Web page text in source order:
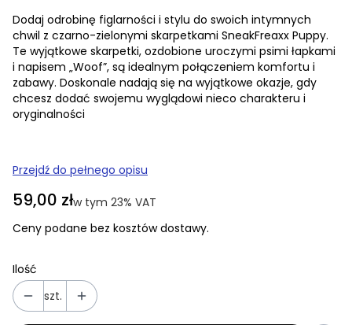
Dodaj odrobinę figlarności i stylu do swoich intymnych
chwil z czarno-zielonymi skarpetkami SneakFreaxx Puppy.
Te wyjątkowe skarpetki, ozdobione uroczymi psimi łapkami
i napisem „Woof”, są idealnym połączeniem komfortu i
zabawy. Doskonale nadają się na wyjątkowe okazje, gdy
chcesz dodać swojemu wyglądowi nieco charakteru i
oryginalności
Przejdź do pełnego opisu
Cena
59,00 złw tym 23% VAT
w tym 23% VAT
Ceny podane bez kosztów dostawy.
Ilość
szt.